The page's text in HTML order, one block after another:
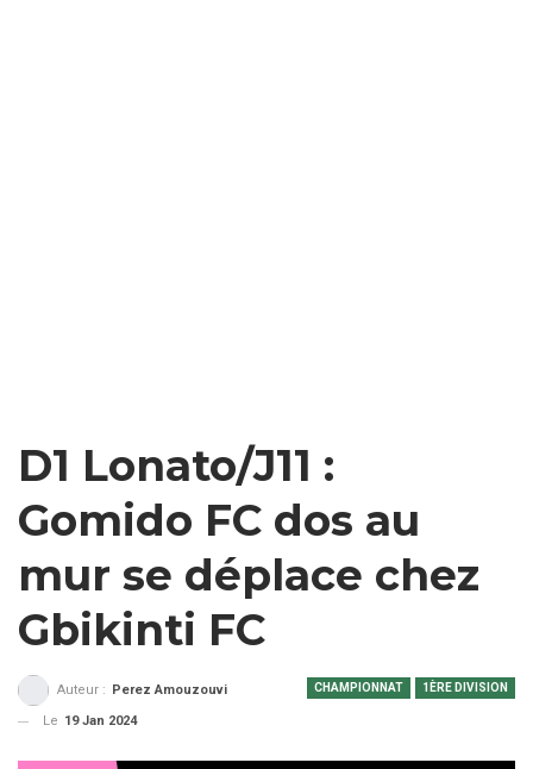
D1 Lonato/J11 :
Gomido FC dos au
mur se déplace chez
Gbikinti FC
CHAMPIONNAT 1ÈRE DIVISION
Auteur :
Perez Amouzouvi
Le 19 Jan 2024